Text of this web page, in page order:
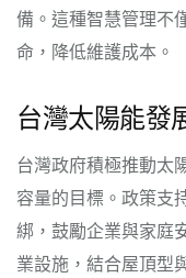
備。這種智慧管理不
命，降低維護成本。
台灣太陽能發
台灣政府積極推動太
容量的目標。政策支
綁，鼓勵企業與家庭
業設施，結合屋頂型